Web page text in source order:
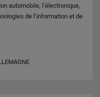
automobile, l’électronique,
de l’information et de